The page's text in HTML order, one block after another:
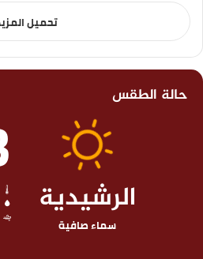
تحميل
حالة الطقس
الرشيدية
سماء صافية